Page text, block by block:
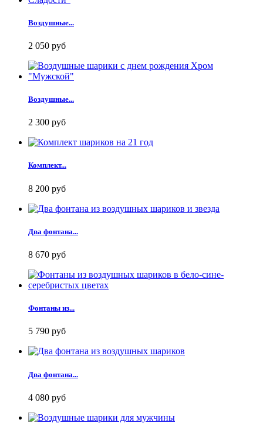
Воздушные...
2 050 руб
Воздушные...
2 300 руб
Комплект...
8 200 руб
Два фонтана...
8 670 руб
Фонтаны из...
5 790 руб
Два фонтана...
4 080 руб